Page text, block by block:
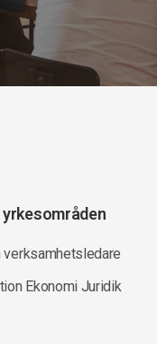
verksamhetsledare
Ekonomi Juridik